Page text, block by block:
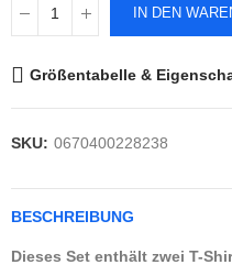
IN DEN
Größentabelle &
SKU: 0670400228238
BESCHREIBUNG
Dieses Set enthält zwei T-